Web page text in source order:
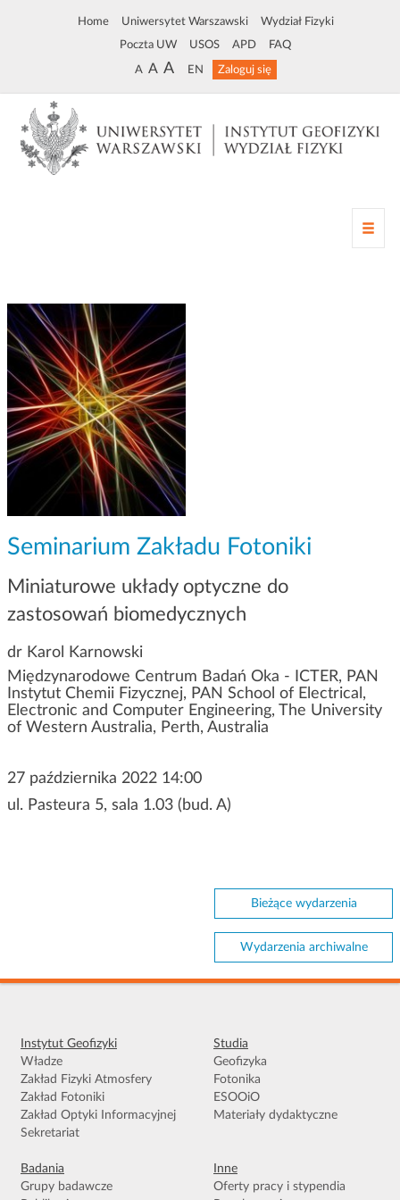
Home Uniwersytet Warszawski Wydział Fizyki
Poczta UW USOS APD FAQ
A A A EN Zaloguj się
Z
m
Seminarium Zakładu Fotoniki
Miniaturowe układy optyczne do
zastosowań biomedycznych
dr Karol Karnowski
Międzynarodowe Centrum Badań Oka - ICTER, PAN
Instytut Chemii Fizycznej, PAN School of Electrical,
Electronic and Computer Engineering, The University
of Western Australia, Perth, Australia
27 października 2022 14:00
ul. Pasteura 5, sala 1.03 (bud. A)
Bieżące wydarzenia
Wydarzenia archiwalne
Instytut Geofizyki
Władze
Zakład Fizyki Atmosfery
Zakład Fotoniki
Zakład Optyki Informacyjnej
Sekretariat
Studia
Geofizyka
Fotonika
ESOOiO
Materiały dydaktyczne
Badania
Grupy badawcze
Inne
Oferty pracy i stypendia